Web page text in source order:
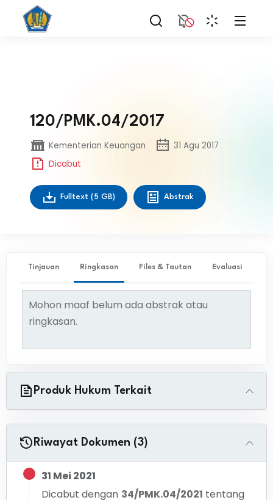
120/PMK.04/2017
Kementerian Keuangan
31 Agu 2017
Dicabut
Fulltext (5 GB) Abstrak
Tinjauan Ringkasan Files & Tautan Evaluasi
Mohon maaf belum ada abstrak atau
ringkasan.
Produk Hukum Terkait
Riwayat Dokumen (3)
31 Mei 2021
Dicabut dengan 34/PMK.04/2021 tentang